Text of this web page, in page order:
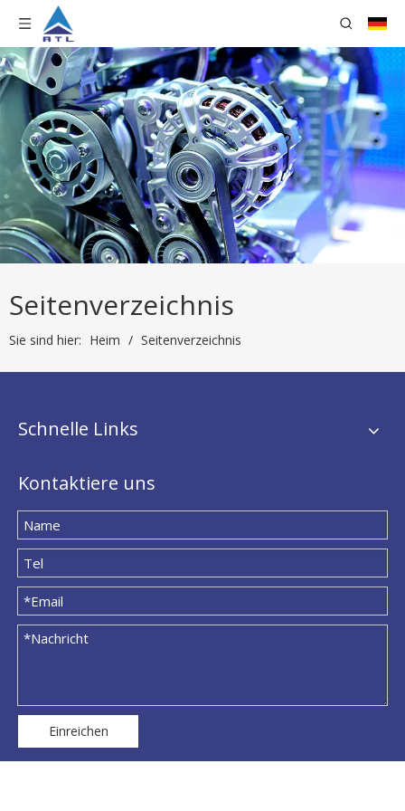
Seitenverzeichnis
Sie sind hier: Heim / Seitenverzeichnis
Schnelle Links
Kontaktiere uns
Einreichen